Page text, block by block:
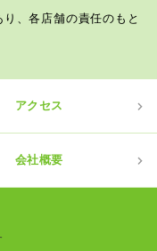
、各店舗の責任のもと
アクセス
会社概要